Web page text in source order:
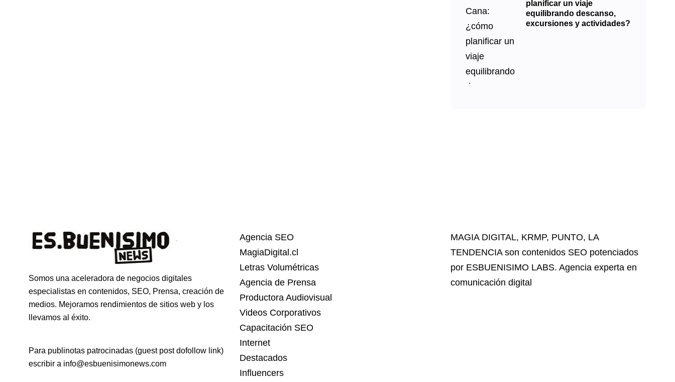
planificar un viaje
equilibrando descanso,
excursiones y actividades?
Somos una aceleradora de negocios digitales
especialistas en contenidos, SEO, Prensa, creación de
medios. Mejoramos rendimientos de sitios web y los
llevamos al éxito.
Para publinotas patrocinadas (guest post dofollow link)
escribir a info@esbuenisimonews.com
Agencia SEO
MagiaDigital.cl
Letras Volumétricas
Agencia de Prensa
Productora Audiovisual
Videos Corporativos
Capacitación SEO
Internet
Destacados
Influencers
MAGIA DIGITAL, KRMP, PUNTO, LA
TENDENCIAson contenidos SEO potenciados
por ESBUENISIMO LABS. Agencia experta en
comunicación digital